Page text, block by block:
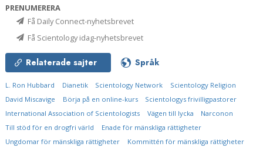
PRENUMERERA
Få Daily Connect-nyhetsbrevet
Få Scientology idag-nyhetsbrevet
Relaterade sajter Språk
L. Ron Hubbard Dianetik Scientology Network
Scientology Religion
David Miscavige
Börja på en online-kurs
Scientologys frivilligpastorer
International Association of Scientologists
Vägen till lycka
Narconon
Till stöd för en drogfri värld
Enade för mänskliga rättigheter
Ungdomar för mänskliga rättigheter
Kommittén för mänskliga rättigheter